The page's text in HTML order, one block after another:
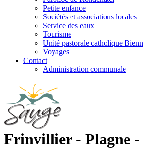
Petite enfance
Sociétés et associations locales
Service des eaux
Tourisme
Unité pastorale catholique
Voyages
Contact
Administration communale
Frinvillier - Plagne